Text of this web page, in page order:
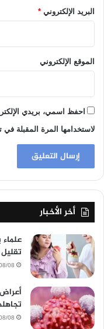
البريد الإلكتروني *
الموقع الإلكتروني
احفظ اسمي، بريدي
لاستخدامها المرة المقبلة في
أخر الأخبار
2026/08/
2026/08/